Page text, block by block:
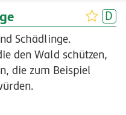
Schädlinge.
den Wald schützen,
die zum Beispiel